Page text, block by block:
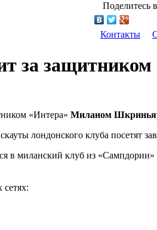
Поделитесь
Контакты
за
«Интера» Миланом
лондонского клуба посетят
в миланский клуб из